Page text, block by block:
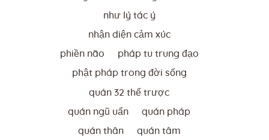
như lý tác ý
nhận diện cảm xúc
phiền não pháp tu trung đạo
phật pháp trong đời sống
quán 32 thể trược
quán ngũ uẩn quán pháp
quán thân quán tâm